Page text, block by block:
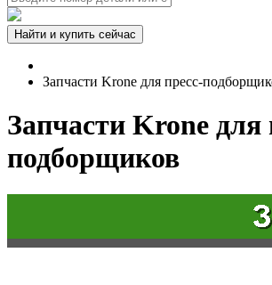
Запчасти Krone для пресс-
Запчасти Krone для
подборщиков